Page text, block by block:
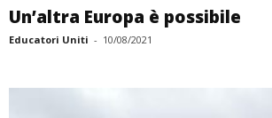
Un’altra Europa è possibile
Educatori Uniti - 10/08/2021